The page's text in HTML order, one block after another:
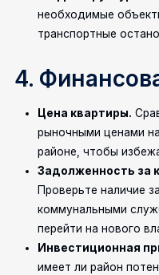
необходимые
транспортные
4.
Цена квартиры.
рыночными ценами
районе, чтобы
Задолженность за
Проверьте наличие
коммунальными
перейти на нового
Инвестиционная
имеет ли район